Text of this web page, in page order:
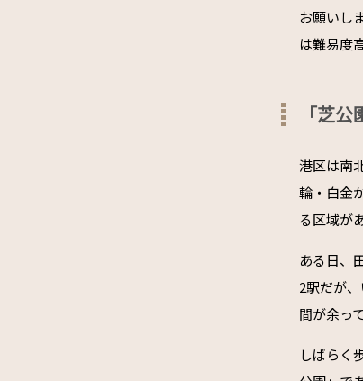
お願いし
は難易度
「芝
港区は南
輪・白金
る区域が
ある日、
2駅だが
間が余っ
しばらく